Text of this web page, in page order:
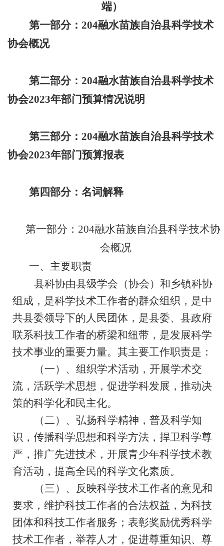
端）
第一部分： 204融水苗族自治县科学技术
协会概况
第二部分： 204融水苗族自治县科学技术
协会2023年部门预算情况说明
第三部分： 204融水苗族自治县科学技术
协会2023年部门预算报表
第四部分： 名词解释
第一部分：204融水苗族自治县科学技术协
会概况
一、主要职责
县科协由县级学会（协会）和乡镇科协
组成，是科学技术工作者的群众组织，是中
共县委领导下的人民团体，是县委、县政府
联系科技工作者的桥梁和纽带，是发展科学
技术事业的重要力量。其主要工作职责是：
（一）、组织学术活动，开展学术交
流，活跃学术思想，促进学科发展，推动决
策的科学化和民主化。
（二）、弘扬科学精神，普及科学知
识，传播科学思想和科学方法，捍卫科学尊
严，推广先进技术，开展青少年科学技术教
育活动，提高全民的科学文化素质。
（三）、反映科学技术工作者的意见和
要求，维护科技工作者的合法权益，为科技
团体和科技工作者服务；表彰奖励优秀科学
技术工作者，举荐人才，促进尊重知识、尊